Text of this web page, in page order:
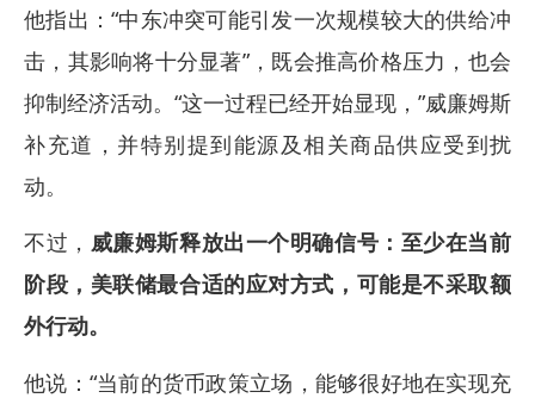
他指出：“中东冲突可能引发一次规模较大的供给冲
击，其影响将十分显著”，既会推高价格压力，也会
抑制经济活动。“这一过程已经开始显现，”威廉姆斯
补充道，并特别提到能源及相关商品供应受到扰
动。
不过， 威廉姆斯释放出一个明确信号：至少在当前
阶段，美联储最合适的应对方式，可能是不采取额
外行动。
他说：“当前的货币政策立场，能够很好地在实现充